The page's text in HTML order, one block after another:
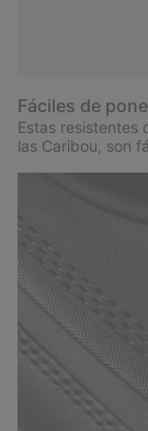
Fáciles de
Estas resistentes
las Caribou, son